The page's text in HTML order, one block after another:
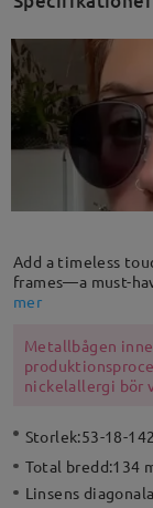
Add a timeless
frames—a must-
striking and
mer
Metallbågen
nickelallergi bör
Storlek:53-18-142
Total bredd:134
Linsens